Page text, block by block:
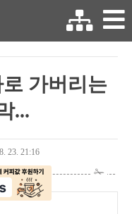
가버리는
...
23. 21:16